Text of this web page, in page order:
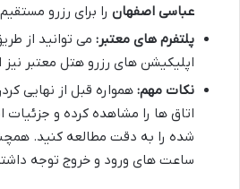
عباسی اصفهان را برای رزرو
پلتفرم های معتبر: می توانید از
اپلیکیشن های رزرو هتل معتبر نیز
نکات مهم: همواره قبل از نهایی
اتاق ها را مشاهده کرده و جزئیات
شده را به دقت مطالعه کنید.
ساعت های ورود و خروج توجه